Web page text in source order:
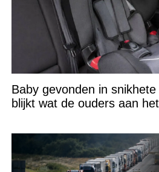
Baby gevonden in
blijkt wat de ouders aan